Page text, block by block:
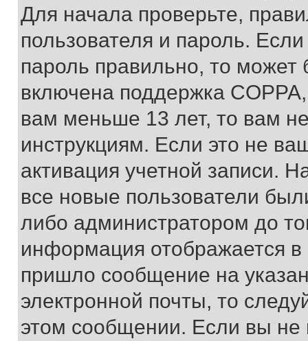
Для начала проверьте,
пользователя и пароль.
пароль правильно, то может
включена поддержка
вам меньше 13 лет, то вам
инструкциям. Если это не
активация учетной записи.
все новые пользователи
либо администратором до
информация отображается
пришло сообщение на
электронной почты, то
этом сообщении. Если вы